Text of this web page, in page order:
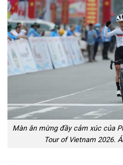
Màn ăn mừng đầy cảm xúc của
Tour of Vietnam 2026.